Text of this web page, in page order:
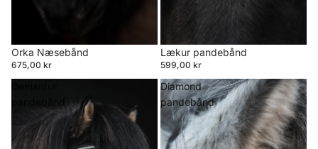
Orka Næsebånd
675,00 kr
Lækur pandebånd
599,00 kr
Diamond
pandebånd